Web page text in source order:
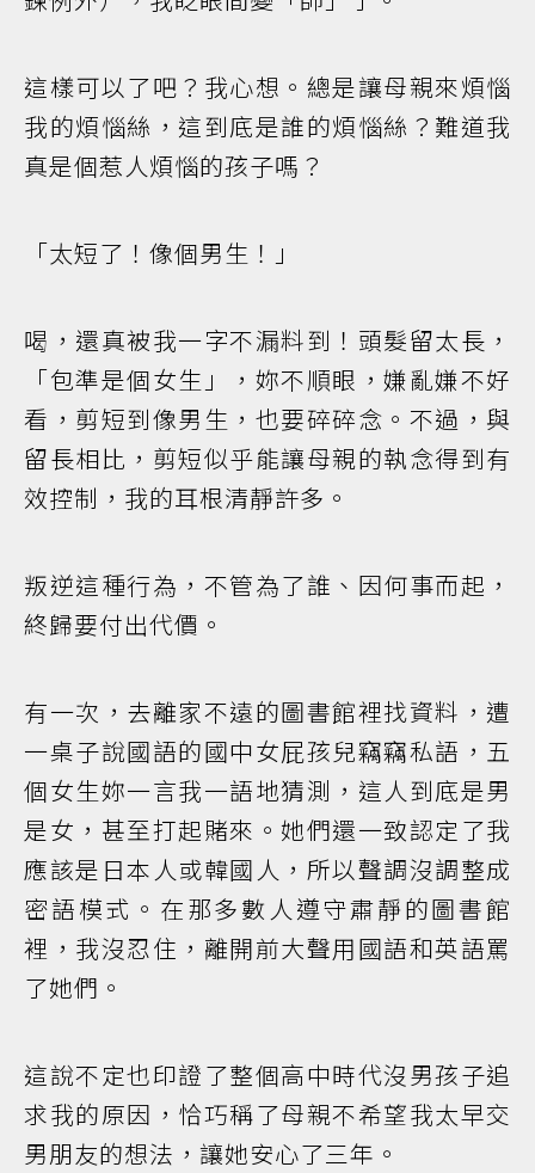
這樣可以了吧？我心想。總是讓母親來煩惱
我的煩惱絲，這到底是誰的煩惱絲？難道我
真是個惹人煩惱的孩子嗎？
「太短了！像個男生！」
喝，還真被我一字不漏料到！頭髮留太長，
「包準是個女生」，妳不順眼，嫌亂嫌不好
看，剪短到像男生，也要碎碎念。不過，與
留長相比，剪短似乎能讓母親的執念得到有
效控制，我的耳根清靜許多。
叛逆這種行為，不管為了誰、因何事而起，
終歸要付出代價。
有一次，去離家不遠的圖書館裡找資料，遭
一桌子說國語的國中女屁孩兒竊竊私語，五
個女生妳一言我一語地猜測，這人到底是男
是女，甚至打起賭來。她們還一致認定了我
應該是日本人或韓國人，所以聲調沒調整成
密語模式。在那多數人遵守肅靜的圖書館
裡，我沒忍住，離開前大聲用國語和英語罵
了她們。
這說不定也印證了整個高中時代沒男孩子追
求我的原因，恰巧稱了母親不希望我太早交
男朋友的想法，讓她安心了三年。